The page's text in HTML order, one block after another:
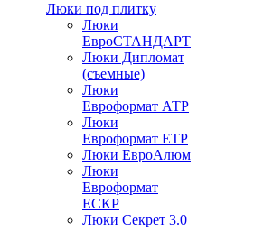
Люки под плитку
Люки
ЕвроСТАНДАРТ
Люки Дипломат
(съемные)
Люки
Евроформат АТР
Люки
Евроформат ЕТР
Люки ЕвроАлюм
Люки
Евроформат
ЕСКР
Люки Секрет 3.0